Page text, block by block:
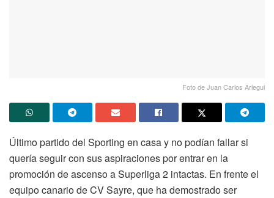
Foto de Juan Carlos Arlegui
Último partido del Sporting en casa y no podían fallar si
quería seguir con sus aspiraciones por entrar en la
promoción de ascenso a Superliga 2 intactas. En frente el
equipo canario de CV Sayre, que ha demostrado ser